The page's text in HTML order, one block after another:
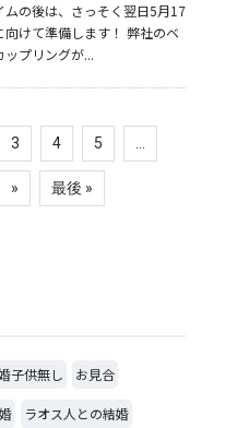
ムの後は、さっそく翌日5月17
向けて準備します！ 弊社のベ
ップリングが...
3 4 5 ...
» 最後 »
子供無し お見合
ラオス人との結婚